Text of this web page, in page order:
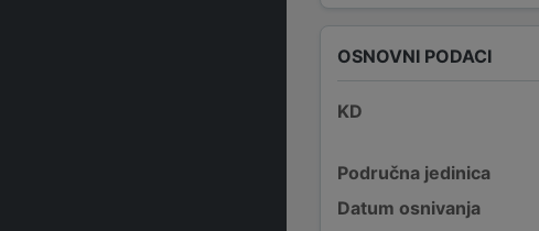
OSNOVNI PODACI
KD
Područna jedinica
Datum osnivanja